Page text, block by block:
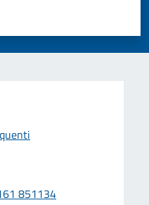
5
851134